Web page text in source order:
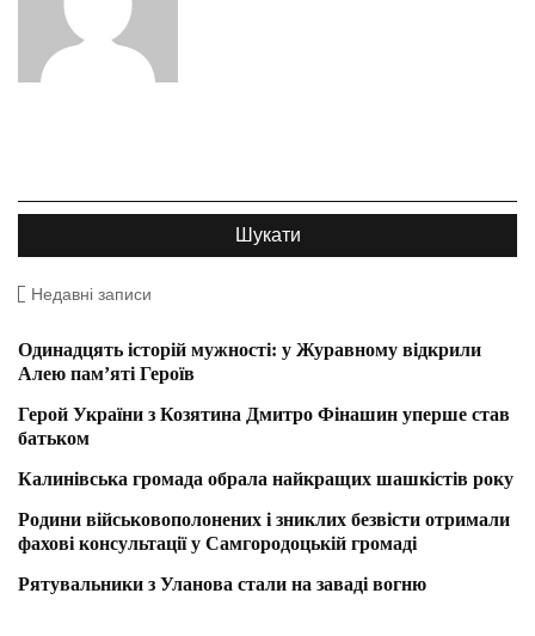
Недавні записи
Одинадцять історій мужності: у Журавному відкрили
Алею пам’яті Героїв
Герой України з Козятина Дмитро Фінашин уперше став
батьком
Калинівська громада обрала найкращих шашкістів року
Родини військовополонених і зниклих безвісти отримали
фахові консультації у Самгородоцькій громаді
Рятувальники з Уланова стали на заваді вогню